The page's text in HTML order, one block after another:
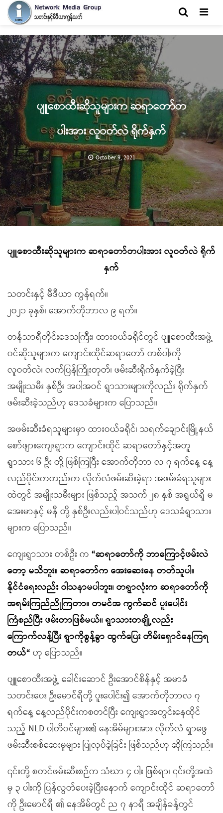
ပျူစောထီးဆိုသူများက ဆရာတော်တ
ပါးအား လူဝတ်လဲ ရိုက်နှက်
October 9, 2021
ပျူစောထီးဆိုသူများက ဆရာတော်တပါးအား လူဝတ်လဲ ရိုက်
နှက်
သတင်းနှင့် မီဒီယာ ကွန်ရက်။
၂၀၂၁ ခုနှစ်၊ အောက်တိုဘာလ ၉ ရက်။
တင်္နသာရီတိုင်းဒေသကြီး၊ ထားဝယ်ခရိုင်တွင် ပျူစောထီးအဖွဲ့
ဝင်ဆိုသူများက ကျောင်းထိုင်ဆရာတော် တစ်ပါးကို
လူဝတ်လဲ၊ လက်ပြန်ကြိုးတုတ်၊ ဖမ်းဆီးရိုက်နှက်ခဲ့ပြီး
အမျိုးသမီး နှစ်ဦး အပါအဝင် ရွာသားများကိုလည်း ရိုက်နှက်
ဖမ်းဆီးခဲ့သည်ဟု ဒေသခံများက ပြောသည်။
အဖမ်းဆီးခံရသူများမှာ ထားဝယ်ခရိုင်၊ သရက်ချောင်းမြို့နယ်
စော်ဖျားကျေးရွာက ကျောင်းထိုင် ဆရာတော်နှင့်အတူ
ရွာသား ၆ ဦး တို့ ဖြစ်ကြပြီး အောက်တိုဘာ လ ၇ ရက်နေ့ နေ့
လည်ပိုင်းကတည်းက လိုက်လံဖမ်းဆီးခဲ့ရာ အဖမ်းခံရသူများ
ထဲတွင် အမျိုးသမီးများ ဖြစ်သည့် အသက် ၂၈ နှစ် အရွယ်ရှိ မ
အေးမာနှင့် မနီ တို့ နှစ်ဦးလည်းပါဝင်သည်ဟု ဒေသခံရွာသား
များက ပြောသည်။
ကျေးရွာသား တစ်ဦး က “ဆရာတော်ကို ဘာကြောင့်ဖမ်းလဲ
တော့ မသိဘူး။ ဆရာတော်က အေးဆေးနေ တတ်သူပါ။
နိုင်ငံရေးလည်း ဝါသနာမပါဘူး။ တရွာလုံးက ဆရာတော်ကို
အရမ်းကြည်ညိုကြတာ။ တမင်အ ကွက်ဆင် ပူးပေါင်း
ကြံစည်ပြီး ဖမ်းတာဖြစ်မယ်။ ရွာသားတချို့လည်း
ကြောက်လန့်ပြီး ရွာကိုစွန့်ခွာ ထွက်ပြေး တိမ်းရှောင်နေကြရ
တယ်“ ဟု ပြောသည်။
ပျူစောထီးအဖွဲ့ ခေါင်းဆောင် ဦးအောင်စိန်နှင့် အမာခံ
သတင်းပေး ဦးမောင်ရီတို့ ပူးပေါင်း၍ အောက်တိုဘာလ ၇
ရက်နေ့ နေ့လည်ပိုင်းကစတင်ပြီး ကျေးရွာအတွင်းနေထိုင်
သည့် NLD ပါတီဝင်များ၏ နေအိမ်များအား လိုက်လံ ရှာဖွေ
ဖမ်းဆီးစစ်ဆေးမှုများ ပြုလုပ်ခဲ့ခြင်း ဖြစ်သည်ဟု ဆိုကြသည်။
၎င်းတို့ စတင်ဖမ်းဆီးစဉ်က သံဃာ ၄ ပါး ဖြစ်ရာ၊ ၎င်းတို့အထဲ
မှ ၃ ပါးကို ပြန်လွတ်ပေးခဲ့ပြီးနောက် ကျောင်းထိုင် ဆရာတော်
ကို ဦးမောင်ရီ ၏ နေအိမ်တွင် ည ၇ နာရီ အချိန်ခန့်တွင်